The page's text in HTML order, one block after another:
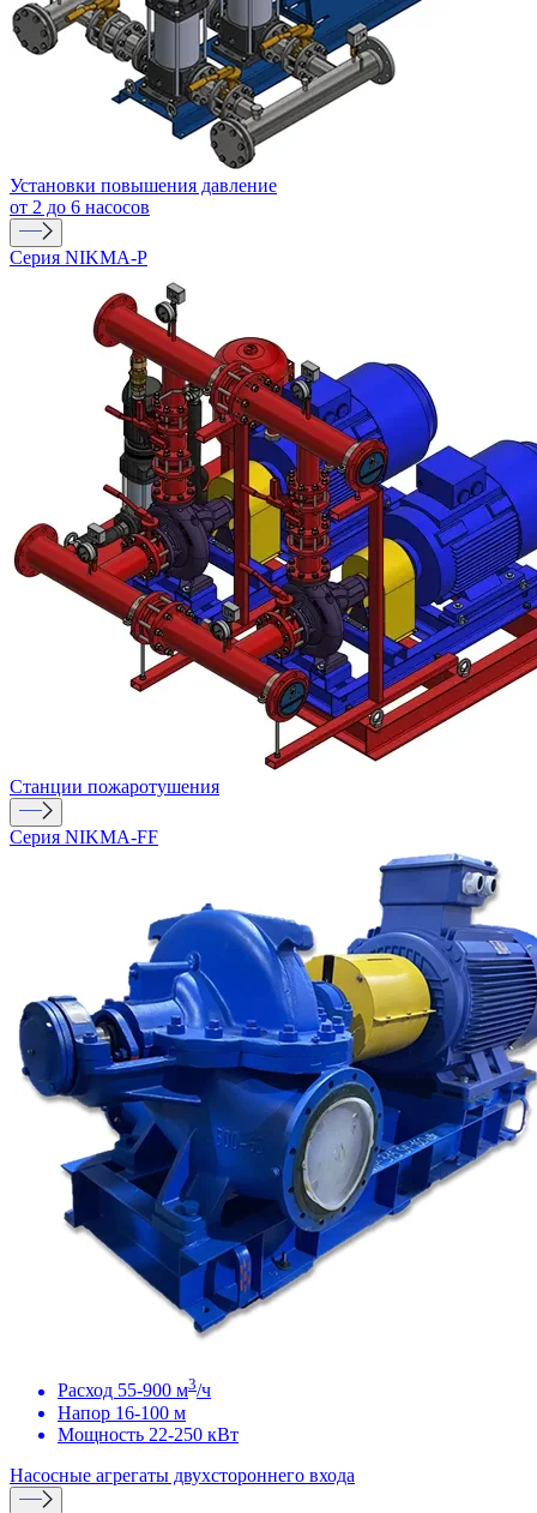
Установки повышения давление
от 2 до 6 насосов
Серия NIKMA-P
Станции пожаротушения
Серия NIKMA-FF
Расход 55-900 м3/ч
Напор 16-100 м
Мощность 22-250 кВт
Насосные агрегаты двухстороннего входа